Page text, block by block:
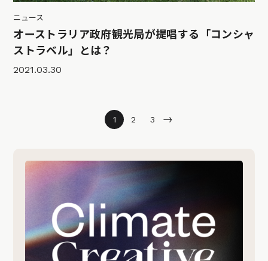
ニュース
オーストラリア政府観光局が提唱する「コンシャ
ストラベル」とは？
2021.03.30
1 2 3 →